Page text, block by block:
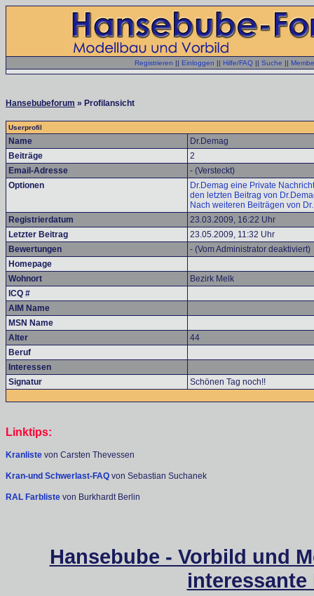
Registrieren || Einloggen || Hilfe/FAQ || Suche ||
Hansebubeforum » Profilansicht
Userprofil
Name
Dr.Demag
Beiträge
2
Email-Adresse
- (Versteckt)
Optionen
Dr.Demag eine Private
den letzten Beitrag von
Nach weiteren Beiträgen von
Registrierdatum
23.03.2009, 16:22 Uhr
Letzter Beitrag
23.05.2009, 11:32 Uhr
Bewertungen
- (Vom Administrator deaktiviert)
Homepage
Wohnort
Bezirk Melk
ICQ #
AIM Name
MSN Name
Alter
44
Beruf
Interessen
Signatur
Schönen Tag noch!!
Linktips:
Kranliste von Carsten Thevessen
Kran-und Schwerlast-FAQ von Sebastian Suchanek
RAL Farbliste von Burkhardt Berlin
Hansebube - Vorbild und